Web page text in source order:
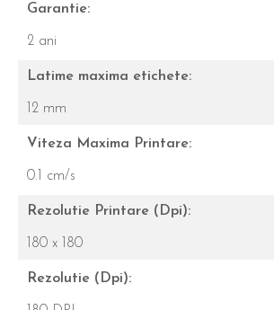
Garantie:
2 ani
Latime maxima etichete:
12 mm
Viteza Maxima Printare:
0.1 cm/s
Rezolutie Printare (Dpi):
180 x 180
Rezolutie (Dpi):